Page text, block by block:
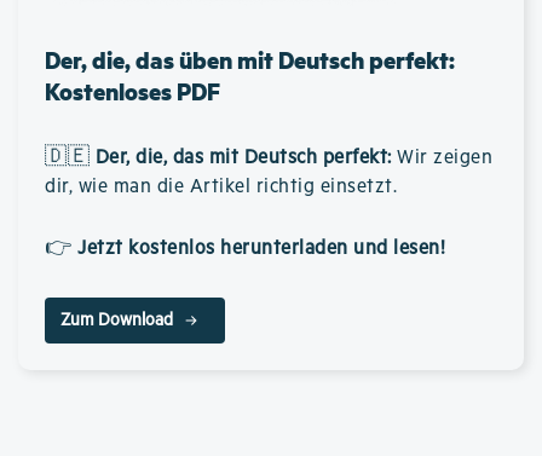
Der, die, das üben mit Deutsch perfekt:
Kostenloses PDF
🇩🇪 Der, die, das mit Deutsch perfekt: Wir zeigen
dir, wie man die Artikel richtig einsetzt.
👉 Jetzt kostenlos herunterladen und lesen!
Zum Download